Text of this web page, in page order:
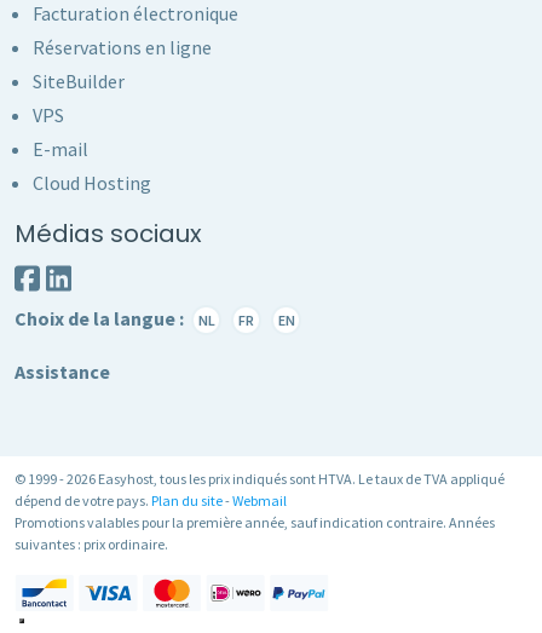
Facturation électronique
Réservations en ligne
SiteBuilder
VPS
E-mail
Cloud Hosting
Médias sociaux
Choix de la langue : NL FR EN
Assistance
© 1999 - 2026 Easyhost, tous les prix indiqués sont HTVA. Le taux de TVA appliqué
dépend de votre pays. Plan du site-Webmail
Promotions valables pour la première année, sauf indication contraire. Années
suivantes : prix ordinaire.